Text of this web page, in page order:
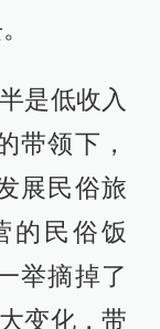
是低收入
带领下，
展民俗旅
的民俗饭
举摘掉了
变化，带